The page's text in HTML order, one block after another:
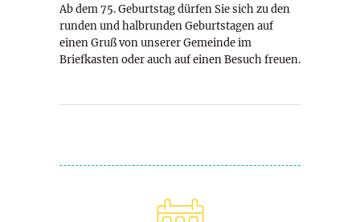
Ab dem 75. Geburtstag dürfen Sie sich zu den
runden und halbrunden Geburtstagen auf
einen Gruß von unserer Gemeinde im
Briefkasten oder auch auf einen Besuch freuen.